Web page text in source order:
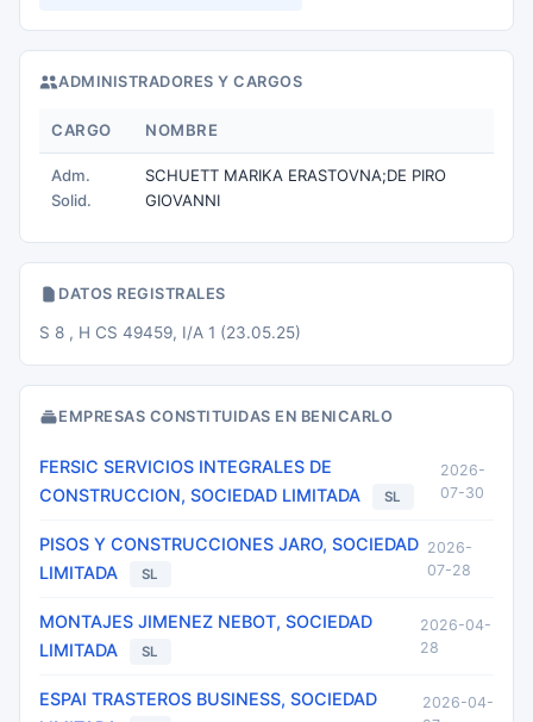
ADMINISTRADORES Y CARGOS
CARGO NOMBRE
Adm.
Solid.
SCHUETT MARIKA ERASTOVNA;DE PIRO
GIOVANNI
DATOS REGISTRALES
S 8 , H CS 49459, I/A 1 (23.05.25)
EMPRESAS CONSTITUIDAS EN BENICARLO
FERSIC SERVICIOS INTEGRALES DE
CONSTRUCCION, SOCIEDAD LIMITADA
SL
2026-
07-30
PISOS Y CONSTRUCCIONES JARO, SOCIEDAD
LIMITADA
SL
2026-
07-28
MONTAJES JIMENEZ NEBOT, SOCIEDAD
LIMITADA
SL
2026-04-
28
ESPAI TRASTEROS BUSINESS, SOCIEDAD
2026-04-